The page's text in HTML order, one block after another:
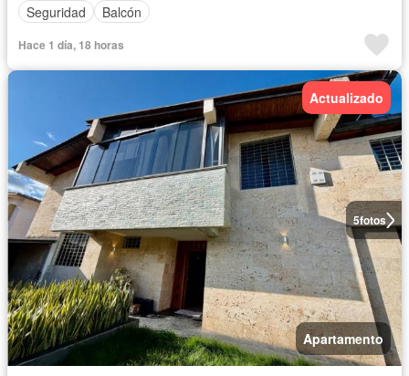
Seguridad
Balcón
Hace 1 día, 18 horas
5fotos
Actualizado
Apartamento